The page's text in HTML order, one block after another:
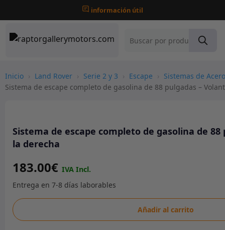
información útil
Inicio › Land Rover › Serie 2 y 3 › Escape › Sistemas de
Sistema de escape completo de gasolina de 88 pulgadas –
Sistema de escape completo de gasolina de
la derecha
183.00€
Sistema
de
Añadir al carrito